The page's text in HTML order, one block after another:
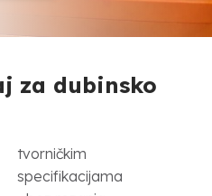
za dubinsko
tvorničkim
specifikacijama